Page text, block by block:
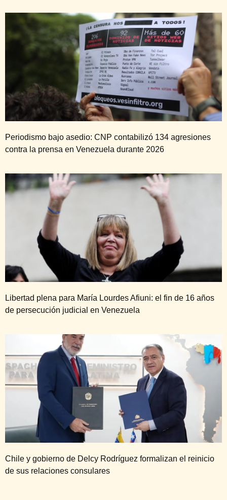
Periodismo bajo asedio: CNP contabilizó 134 agresiones
contra la prensa en Venezuela durante 2026
Libertad plena para María Lourdes Afiuni: el fin de 16 años
de persecución judicial en Venezuela
Chile y gobierno de Delcy Rodríguez formalizan el reinicio
de sus relaciones consulares